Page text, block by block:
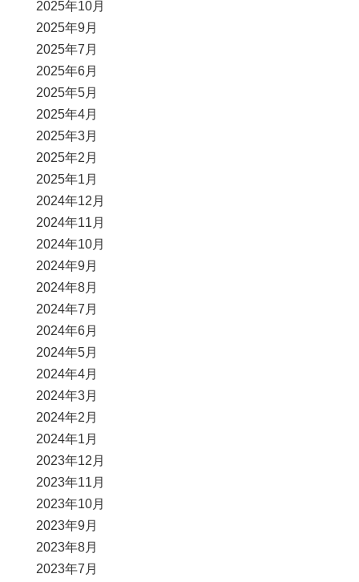
2025年10月
2025年9月
2025年7月
2025年6月
2025年5月
2025年4月
2025年3月
2025年2月
2025年1月
2024年12月
2024年11月
2024年10月
2024年9月
2024年8月
2024年7月
2024年6月
2024年5月
2024年4月
2024年3月
2024年2月
2024年1月
2023年12月
2023年11月
2023年10月
2023年9月
2023年8月
2023年7月